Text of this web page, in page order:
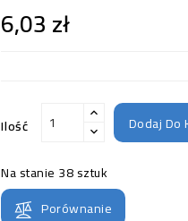
6,03 zł
Ilość Dodaj Do
Na stanie 38 sztuk
Porównanie